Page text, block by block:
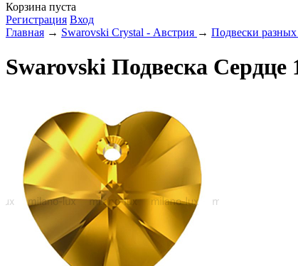
Корзина пуста
Регистрация Вход
Главная → Swarovski Crystal - Австрия → Подвески
Swarovski Подвеска Сердце